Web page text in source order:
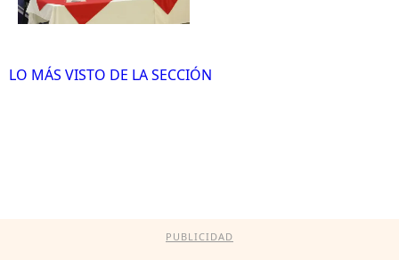
LO MÁS VISTO DE LA SECCIÓN
PUBLICIDAD